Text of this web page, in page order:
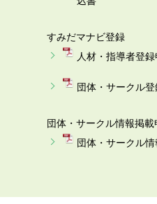
すみだマナビ登録
人材・指導者登
団体・サークル
団体・サークル情報掲載
団体・サークル